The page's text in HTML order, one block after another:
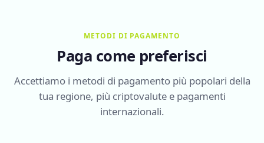
METODI DI PAGAMENTO
Paga come preferisci
Accettiamo i metodi di pagamento più popolari della
tua regione, più criptovalute e pagamenti
internazionali.